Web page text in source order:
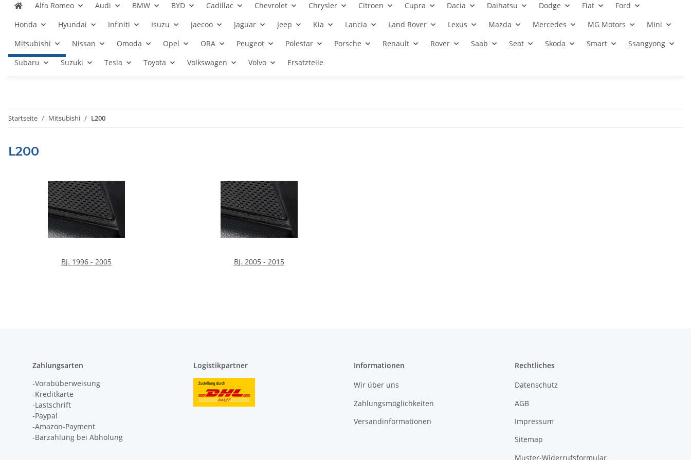
Alfa Romeo Audi BMW BYD Cadillac Chevrolet Chrysler Citroen Cupra Dacia Daihatsu Dodge Fiat
Ford
Honda
Hyundai Infiniti Isuzu Jaecoo Jaguar Jeep Kia Lancia Land Rover Lexus Mazda Mercedes MG Motors
Mini
Mitsubishi
Nissan Omoda Opel ORA Peugeot Polestar Porsche Renault Rover Saab Seat Skoda Smart
Ssangyong
Subaru
Suzuki Tesla Toyota Volkswagen Volvo Ersatzteile
Startseite Mitsubishi L200
L200
BJ. 1996 - 2005 BJ. 2005 - 2015
Zahlungsarten
-Vorabüberweisung
-Kreditkarte
-Lastschrift
-Paypal
-Amazon-Payment
-Barzahlung bei Abholung
Logistikpartner Informationen
Wir über uns
Zahlungsmöglichkeiten
Versandinformationen
Rechtliches
Datenschutz
AGB
Impressum
Sitemap
Muster-Widerrufsformular